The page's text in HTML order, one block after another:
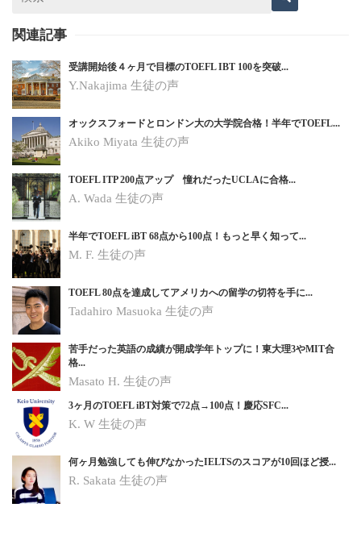
関連記事
受講開始後４ヶ月で目標のTOEFL IBT 100を突破...
Y.Nakajima 生徒の声
オックスフォードとロンドン大の大学院合格！半年でTOEFL...
Akiko Miyata 生徒の声
TOEFL ITP 200点アップ 憧れだったUCLAに合格...
A. Wada 生徒の声
半年でTOEFL iBT 68点から100点！もっと早く知って...
M. F. 生徒の声
TOEFL 80点を達成してアメリカへの留学の切符を手に...
Tadahiro Masuoka 生徒の声
苦手だった英語の成績が開成学年トップに！東大理3やMIT合
格...
Masato H. 生徒の声
3ヶ月のTOEFL iBT対策で72点→100点！慶応SFC...
K. W 生徒の声
何ヶ月勉強しても伸びなかったIELTSのスコアが10回ほど授...
R. Sakata 生徒の声